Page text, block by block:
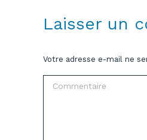
Laisser un
Votre adresse e-mail ne
Commentaire